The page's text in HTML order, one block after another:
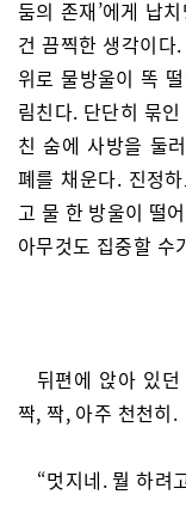
둠의 존재’에게 납
건 끔찍한 생각이
위로 물방울이 똑
림친다. 단단히 묶
친 숨에 사방을 둘
폐를 채운다. 진정
고 물 한 방울이 떨
아무것도 집중할 수
뒤편에 앉아 있
짝, 짝, 아주 천천히.
“멋지네. 뭘 하려